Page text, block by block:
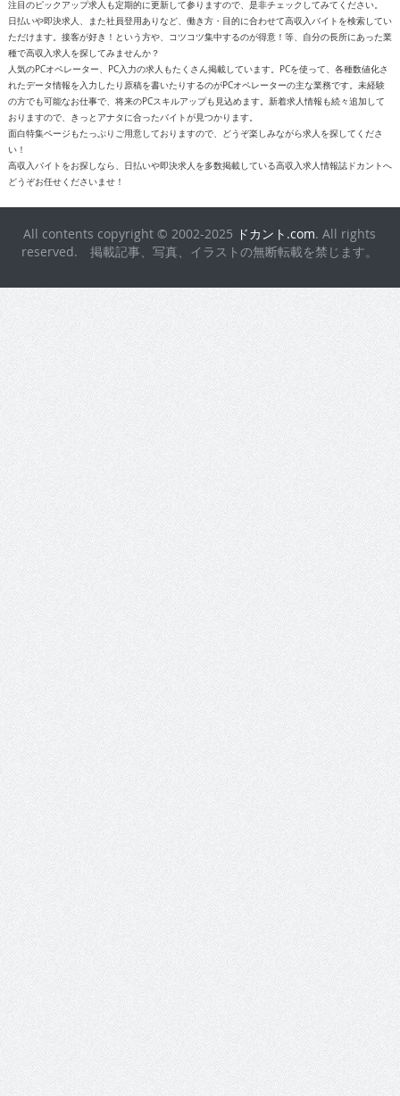
種で高収入求人を探してみませんか？
人気のPCオペレーター、PC入力の求人もたくさん掲載しています。PCを使って、各種数値化さ
れたデータ情報を入力したり原稿を書いたりするのがPCオペレーターの主な業務です。未経験
の方でも可能なお仕事で、将来のPCスキルアップも見込めます。新着求人情報も続々追加して
おりますので、きっとアナタに合ったバイトが見つかります。
面白特集ページもたっぷりご用意しておりますので、どうぞ楽しみながら求人を探してくださ
い！
高収入バイトをお探しなら、日払いや即決求人を多数掲載している高収入求人情報誌ドカントへ
どうぞお任せくださいませ！
All contents copyright © 2002-2025
reserved. 掲載記事、写真、イラストの無断転載を禁じます。